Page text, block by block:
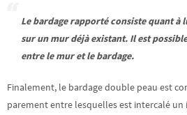
Le bardage rapporté consiste quant à
sur unmur déjà existant. Il est
entre le mur et le bardage.
Finalement, le bardage double peau est
paremententre lesquelles est intercalé un